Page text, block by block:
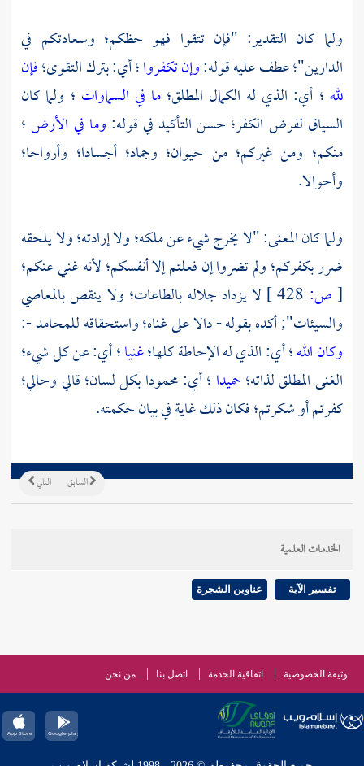
ولما كان التقدير: "فإن تتقوا فهو حظكم؛ وسعادتكم في
الدارين"؛ عطف عليه قوله:وإن تكفروا؛ أي: بترك التقوى؛فإن
لله ؛ أي: الذي له الكمال المطلق؛ما في السماوات ؛ ولما كان
السياق لفرض الكفر؛ حسن التأكيد في قوله: وما في الأرض؛
منكم؛ ومن غيركم؛ من حيوان؛ وجماد؛ أجسادا؛ وأرواحا؛
وأحوالا.
ولما كان المعنى: "لا يخرج شيء عن ملكه؛ ولا إرادته؛ ولا يلحقه
ضرر بكفركم؛ ولم تضروا إن فعلتم إلا أنفسكم؛ لأنه غني عنكم؛
[ص:
لا يزداد جلاله بالطاعات؛ ولا ينقص بالمعاصي
والسيئات"; أكده بقوله - دالا على غناه؛ واستحقاقه للمحامد -:
وكان الله؛ أي: الذي له الإحاطة كلها؛غنيا؛ أي: عن كل شيء؛
الغنى المطلق لذاته؛حميدا ؛ أي: محمودا بكل لسان؛ قالي وحالي؛
كفرتم أو شكرتم؛ فكان ذلك غاية في بيان حكمته.
التالي السابق
الخدمات العلمية
تفسير الآية عناوين الشجرة
وثيقة الخصوصية اتفاقية الخدمة اتصل بنا من نحن